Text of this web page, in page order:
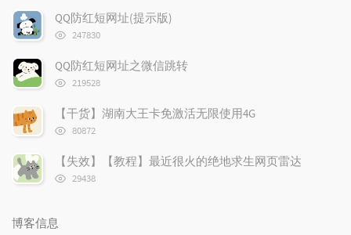
次
数:
QQ防红短网址(提示版)
浏
次
数:
247830
QQ防红短网址之微信跳转
浏
次
数:
219528
【干货】湖南大王卡免激活无限使用4G
浏
次
数:
80872
【失效】【教程】最近很火的绝地求生网页雷达
浏
29438
博客信息